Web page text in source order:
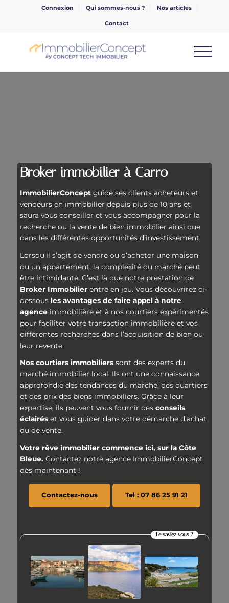
Connexion Qui sommes-nous ? Nos articles
Contact
Broker immobilier à Carro
ImmobilierConcept guide ses clients acheteurs et
vendeurs en immobilier depuis plus de 10 ans et
saura vous conseiller et vous accompagner pour la
recherche ou la vente de bien immobilier ainsi que
dans les différentes opportunités d’investissement.
Lorsqu’il s’agit de vendre ou d’acheter une maison
ou un appartement, la complexité du marché peut
être intimidante. C’est là que notre prestation de
Broker Immobilier entre en jeu. Vous découvrirez ci-
dessous les avantages de faire appel à notre
agence immobilière et à nos courtiers expérimentés
pour faciliter votre transaction immobilière et vos
différentes recherches dans l’acquisition de bien ou
leur revente.
Nos courtiers immobiliers sont des experts du
marché immobilier local. Ils ont une connaissance
approfondie des tendances du marché, des quartiers
et des prix des biens immobiliers. Grâce à leur
expertise, ils peuvent vous fournir des conseils
éclairés et vous guider dans votre démarche d’achat
ou de vente.
Votre rêve immobilier commence ici, sur la Côte
Bleue. Contactez notre agence ImmobilierConcept
dès maintenant !
Contactez-nous Tel : 07 86 25 91 21
Le saviez vous ?